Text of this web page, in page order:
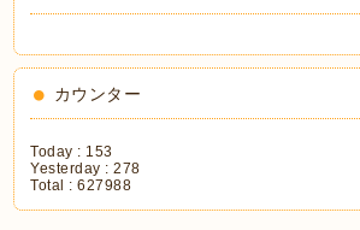
カウンター
Today : 153
Yesterday :278
Total :627988